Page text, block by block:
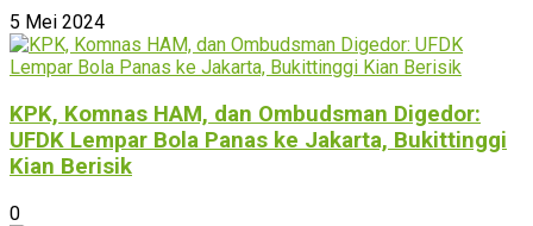
5 Mei 2024
KPK, Komnas HAM, dan Ombudsman Digedor:
UFDK Lempar Bola Panas ke Jakarta, Bukittinggi
Kian Berisik
0